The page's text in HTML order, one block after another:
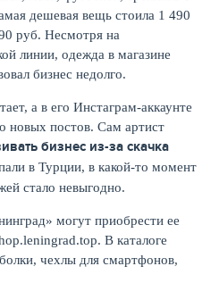
дешевая вещь стоила 1 490
руб. Несмотря на
линии, одежда в магазине
бизнес недолго.
а в его Инстаграм-аккаунте
новых постов. Сам артист
бизнес из-за скачка
в Турции, в какой-то момент
стало невыгодно.
могут приобрести ее
В каталоге
чехлы для смартфонов,